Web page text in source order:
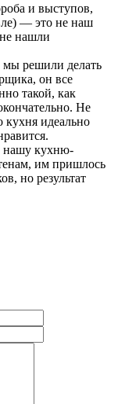
и выступов,
— это не наш
нашли
мы решили делать
он все
такой, как
Не
кухня идеально
нашу кухню-
им пришлось
но результат